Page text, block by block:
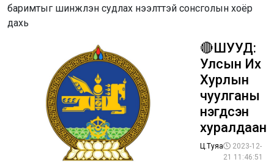
баримтыг шинжлэн судлах нээлттэй сонсголын хоёр
дахь
🔴ШУУД:
Улсын Их
Хурлын
чуулганы
нэгдсэн
хуралдаан
Ц.Туяа
2023-12-
21 11:46:51